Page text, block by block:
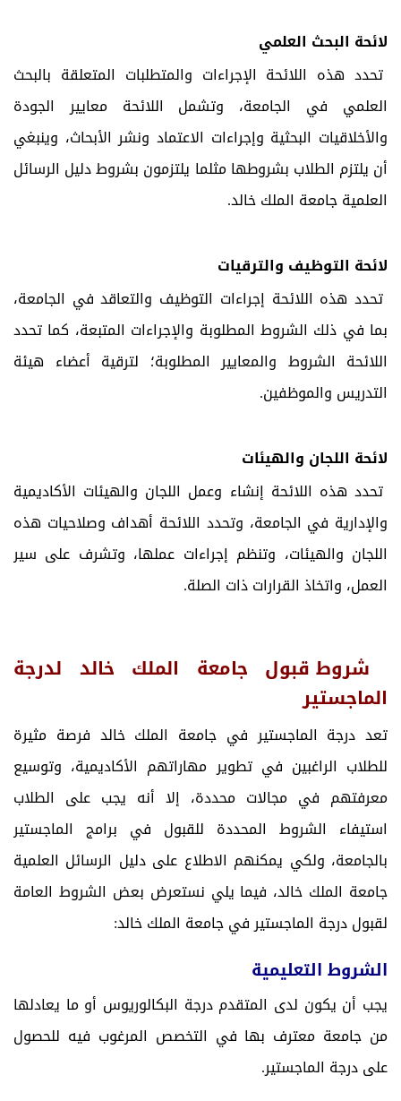
لائحة البحث العلمي
تحدد هذه اللائحة الإجراءات والمتطلبات المتعلقة بالبحث
العلمي في الجامعة، وتشمل اللائحة معايير الجودة
والأخلاقيات البحثية وإجراءات الاعتماد ونشر الأبحاث، وينبغي
أن يلتزم الطلاب بشروطها مثلما يلتزمون بشروط دليل الرسائل
العلمية جامعة الملك خالد.
لائحة التوظيف والترقيات
تحدد هذه اللائحة إجراءات التوظيف والتعاقد في الجامعة،
بما في ذلك الشروط المطلوبة والإجراءات المتبعة، كما تحدد
اللائحة الشروط والمعايير المطلوبة؛ لترقية أعضاء هيئة
التدريس والموظفين.
لائحة اللجان والهيئات
تحدد هذه اللائحة إنشاء وعمل اللجان والهيئات الأكاديمية
والإدارية في الجامعة، وتحدد اللائحة أهداف وصلاحيات هذه
اللجان والهيئات، وتنظم إجراءات عملها، وتشرف على سير
العمل، واتخاذ القرارات ذات الصلة.
شروط قبول جامعة الملك خالد لدرجة
الماجستير
تعد درجة الماجستير في جامعة الملك خالد فرصة مثيرة
للطلاب الراغبين في تطوير مهاراتهم الأكاديمية، وتوسيع
معرفتهم في مجالات محددة، إلا أنه يجب على الطلاب
استيفاء الشروط المحددة للقبول في برامج الماجستير
بالجامعة، ولكي يمكنهم الاطلاع على دليل الرسائل العلمية
جامعة الملك خالد، فيما يلي نستعرض بعض الشروط العامة
لقبول درجة الماجستير في جامعة الملك خالد:
الشروط التعليمية
يجب أن يكون لدى المتقدم درجة البكالوريوس أو ما يعادلها
من جامعة معترف بها في التخصص المرغوب فيه للحصول
على درجة الماجستير.